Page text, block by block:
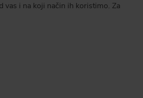
i na koji način ih koristimo. Za